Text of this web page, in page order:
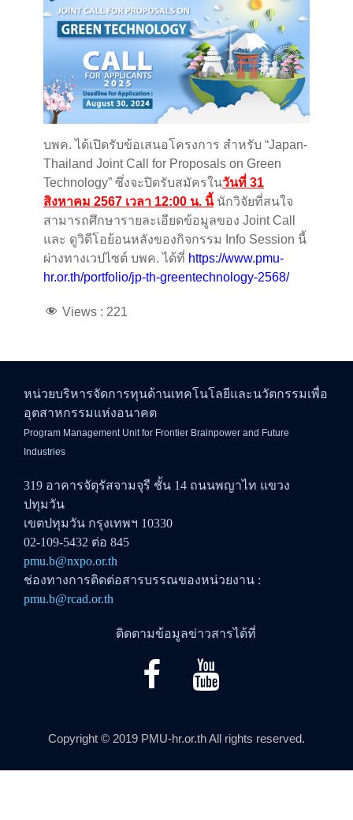
บพค. ได้เปิดรับข้อเสนอโครงการ สำหรับ “Japan-
Thailand Joint Call for Proposals on Green
Technology” ซึ่งจะปิดรับสมัครในวันที่ 31
สิงหาคม 2567 เวลา 12:00 น. นี้นักวิจัยที่สนใจ
สามารถศึกษารายละเอียดข้อมูลของ Joint Call
และ ดูวิดีโอย้อนหลังของกิจกรรม Info Session นี้
ผ่างทางเวปไซต์ บพค. ได้ที่ https://www.pmu-
hr.or.th/portfolio/jp-th-greentechnology-2568/
Views : 221
หน่วยบริหารจัดการทุนด้านเทคโนโลยีและนวัตกรรมเพื่อ
อุตสาหกรรมแห่งอนาคต
Program Management Unit for Frontier Brainpower and Future
Industries
319 อาคารจัตุรัสจามจุรี ชั้น 14 ถนนพญาไท แขวง
ปทุมวัน
เขตปทุมวัน กรุงเทพฯ 10330
02-109-5432 ต่อ 845
pmu.b@nxpo.or.th
ช่องทางการติดต่อสารบรรณของหน่วยงาน :
pmu.b@rcad.or.th
ติดตามข้อมูลข่าวสารได้ที่
Copyright © 2019 PMU-hr.or.th All rights reserved.